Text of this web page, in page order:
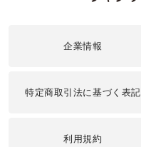
企業情報
特定商取引法に基づく表記
利用規約